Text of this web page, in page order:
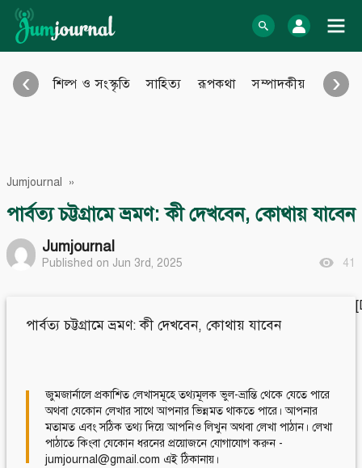
Skip
content
log In
Audio Archive
Learn more
About Us
Terms & Conditions
Contact
FAQ
Follow Us
Facebook
Twitter
Youtube
Engage with us
Invite Jumjournal Team
Be a representative
Be a partner
শিল্প ও সংস্কৃতি সাহিত্য রূপকথা সম্পাদকীয় আইন
‹ ›
Jumjournal »
পার্বত্য চট্টগ্রামে ভ্রমণ: কী দেখবেন, কোথায় যাবেন
Jumjournal
Published on Jun 3rd, 2025 41
পার্বত্য চট্টগ্রামে ভ্রমণ: কী দেখবেন, কোথায় যাবেন
জুমজার্নালে প্রকাশিত লেখাসমূহে তথ্যমূলক ভুল-ভ্রান্তি থেকে যেতে পারে
অথবা যেকোন লেখার সাথে আপনার ভিন্নমত থাকতে পারে। আপনার
মতামত এবং সঠিক তথ্য দিয়ে আপনিও লিখুন অথবা লেখা পাঠান। লেখা
পাঠাতে কিংবা যেকোন ধরনের প্রয়োজনে যোগাযোগ করুন -
jumjournal@gmail.com এই ঠিকানায়।